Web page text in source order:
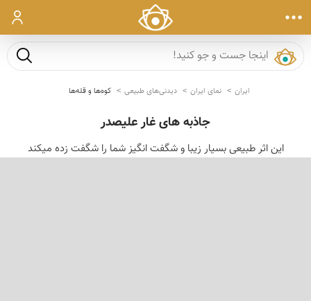
ورود
جست و
ایران نمای ایران دیدنی‌های طبیعی کوه‌ها و قله‌ها
جاذبه های غار علیصدر
این اثر طبیعی بسیار زیبا و شگفت انگیز شما را شگفت زده میکند